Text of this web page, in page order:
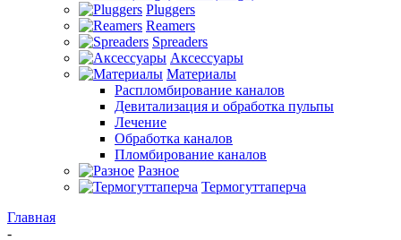
Pluggers
Reamers
Spreaders
Аксессуары
Материалы
Распломбирование каналов
Девитализация и обработка пульпы
Лечение
Обработка каналов
Пломбирование каналов
Разное
Термогуттаперча
Главная
-